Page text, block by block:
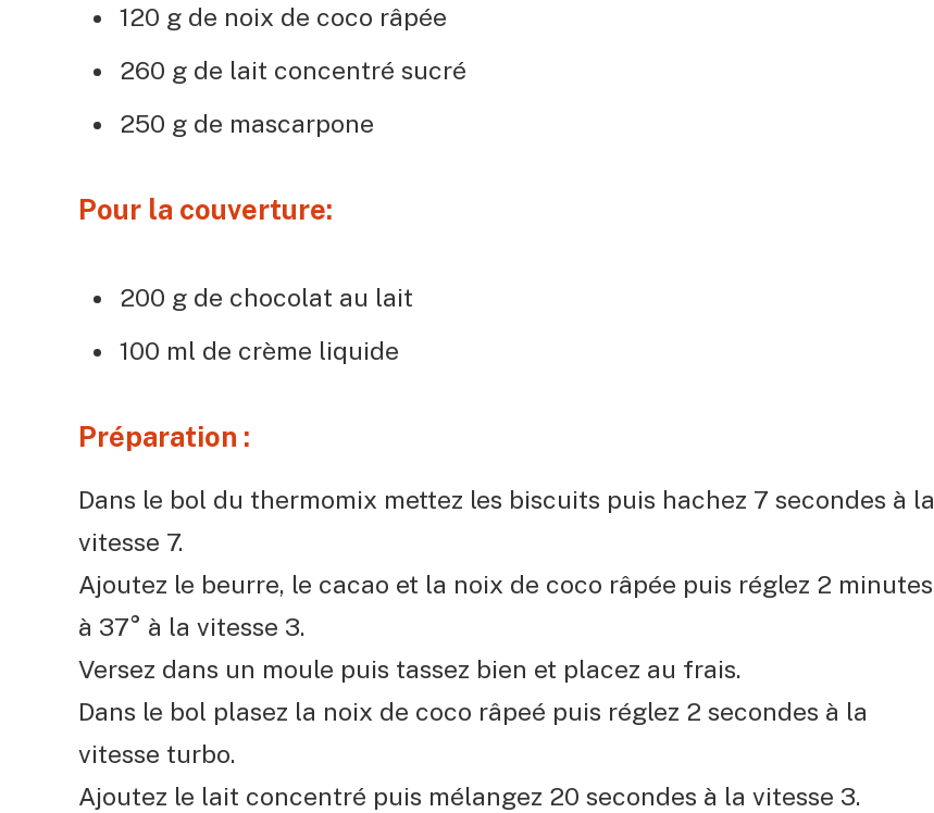
120 g de noix de coco râpée
260 g de lait concentré sucré
250 g de mascarpone
Pour la couverture:
200 g de chocolat au lait
100 ml de crème liquide
Préparation :
Dans le bol du thermomix mettez les biscuits puis hachez 7 secondes à la
vitesse 7.
Ajoutez le beurre, le cacao et la noix de coco râpée puis réglez 2 minutes
à 37° à la vitesse 3.
Versez dans un moule puis tassez bien et placez au frais.
Dans le bol plasez la noix de coco râpeé puis réglez 2 secondes à la
vitesse turbo.
Ajoutez le lait concentré puis mélangez 20 secondes à la vitesse 3.